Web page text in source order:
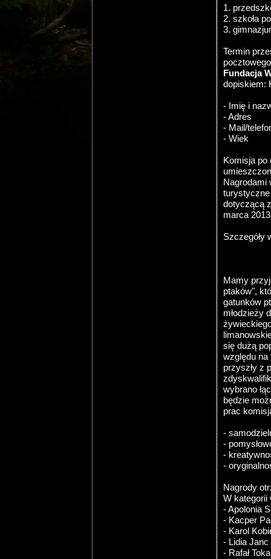
1.
2. szkoła
3.
Termin
Fundacja
dopiskiem:
- Imię i
- Adres
- Mail/
- Wiek
Komisja po
Nagrodami
dotyczącą
marca
Szczegóły
Mamy
ptaków",
gatunków
młodzieży
się dużą
względu na
przyszły z
wybrano
będzie
prac
-
-
-
-
Nagrody
W kategorii
- Apolonia
- Kacper
- Karol
- Lidia Janc
- Rafał